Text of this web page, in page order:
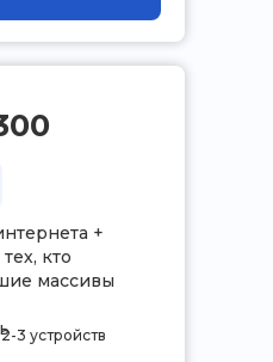
+
кто
массивы
3 устройств